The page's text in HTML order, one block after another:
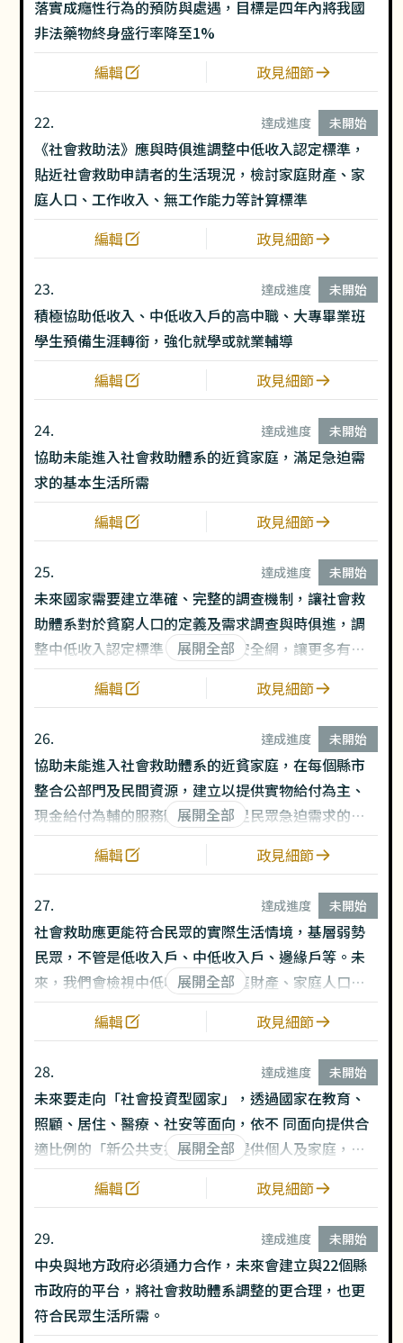
落實成癮性行為的預防與處遇，目標是四年內將我國
非法藥物終身盛行率降至1%
編輯
政見細節
22. 達成進度 未開始
《社會救助法》應與時俱進調整中低收入認定標準，
貼近社會救助申請者的生活現況，檢討家庭財產、家
庭人口、工作收入、無工作能力等計算標準
編輯
政見細節
23. 達成進度 未開始
積極協助低收入、中低收入戶的高中職、大專畢業班
學生預備生涯轉銜，強化就學或就業輔導
編輯
政見細節
24. 達成進度 未開始
協助未能進入社會救助體系的近貧家庭，滿足急迫需
求的基本生活所需
編輯
政見細節
25. 達成進度 未開始
未來國家需要建立準確、完整的調查機制，讓社會救
助體系對於貧窮人口的定義及需求調查與時俱進，調
整中低收入認定標準，擴大社會安全網，讓更多有需
求民眾能夠獲得政府支持。
展開全部
編輯
政見細節
26. 達成進度 未開始
協助未能進入社會救助體系的近貧家庭，在每個縣市
整合公部門及民間資源，建立以提供實物給付為主、
現金給付為輔的服務體制，以滿足民眾急迫需求的基
本生活所需。
展開全部
編輯
政見細節
27. 達成進度 未開始
社會救助應更能符合民眾的實際生活情境，基層弱勢
民眾，不管是低收入戶、中低收入戶、邊緣戶等。未
來，我們會檢視中低收入戶的家庭財產、家庭人口、
工作收入、無工作能力等計算標準，檢討虛擬收入，
避免無法真實反映貧窮人口的生活現況。
展開全部
編輯
政見細節
28. 達成進度 未開始
未來要走向「社會投資型國家」，透過國家在教育、
照顧、居住、醫療、社安等面向，依不 同面向提供合
適比例的「新公共支持體系」，提供個人及家庭，多
元、可負擔、優質、普及、全生命週期的公共/準公共
服務，讓即使每個人的經濟收入不一樣，但未來在台
灣每個人的基本生活可以受到社會一定的支持與保
障。
展開全部
編輯
政見細節
29. 達成進度 未開始
中央與地方政府必須通力合作，未來會建立與22個縣
市政府的平台，將社會救助體系調整的更合理，也更
符合民眾生活所需。